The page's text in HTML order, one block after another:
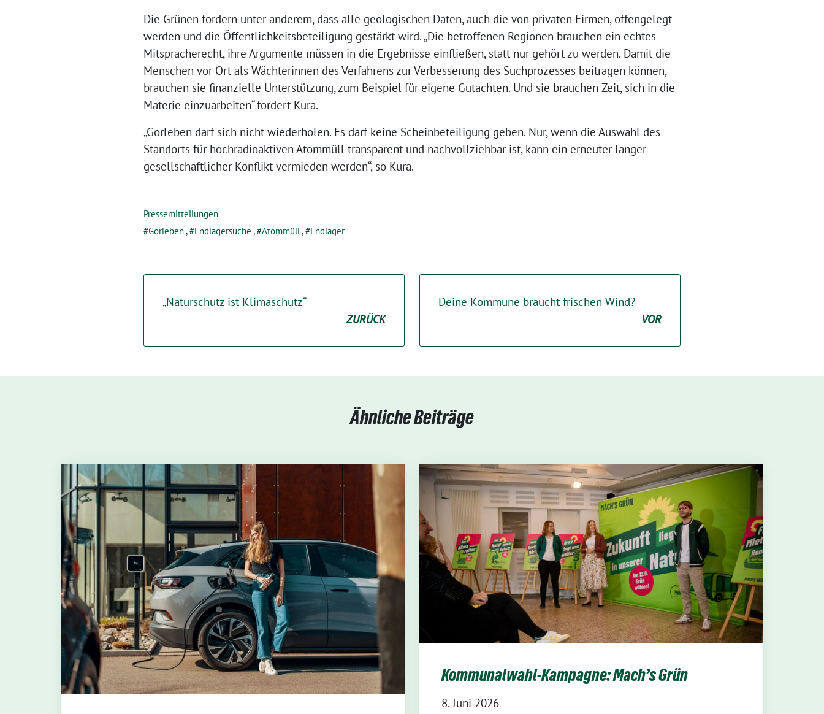
Die Grünen fordern unter anderem, dass alle geologischen Daten, auch die von privaten Firmen, offengelegt
werden und die Öffentlichkeitsbeteiligung gestärkt wird. „Die betroffenen Regionen brauchen ein echtes
Mitspracherecht, ihre Argumente müssen in die Ergebnisse einfließen, statt nur gehört zu werden. Damit die
Menschen vor Ort als Wächterinnen des Verfahrens zur Verbesserung des Suchprozesses beitragen können,
brauchen sie finanzielle Unterstützung, zum Beispiel für eigene Gutachten. Und sie brauchen Zeit, sich in die
Materie einzuarbeiten“ fordert Kura.
„Gorleben darf sich nicht wiederholen. Es darf keine Scheinbeteiligung geben. Nur, wenn die Auswahl des
Standorts für hochradioaktiven Atommüll transparent und nachvollziehbar ist, kann ein erneuter langer
gesellschaftlicher Konflikt vermieden werden“, so Kura.
Pressemitteilungen
Gorleben, Endlagersuche , Atommüll, Endlager
„Naturschutz ist Klimaschutz“
ZURÜCK
Deine Kommune braucht frischen Wind?
VOR
Ähnliche Beiträge
Kommunalwahl-Kampagne: Mach’s Grün
8. Juni 2026